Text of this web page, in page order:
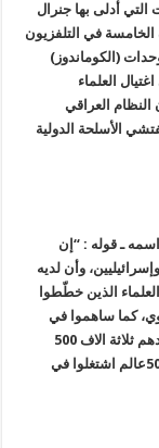
أدلى بها جنرال
الثامن من نيسان عام 2004 للقناة الخامسة في التلفزيون
من (150) جندياً من وحدات (الكوماندوز)
العلماء
النظام العراقي
الأسلحة الدولية
ـ قوله : “إن
وأن لديه
الذين خطّطوا
كما ساهموا في
برنامج الأسلحة الكيميائية الذي أرعب (إسرائيل)، وعددهم ثلاثة الاف 500
عالم من ذوي الخبرات العالية، بينهم نخبة تتكوّن من 500عالم اشتغلوا في